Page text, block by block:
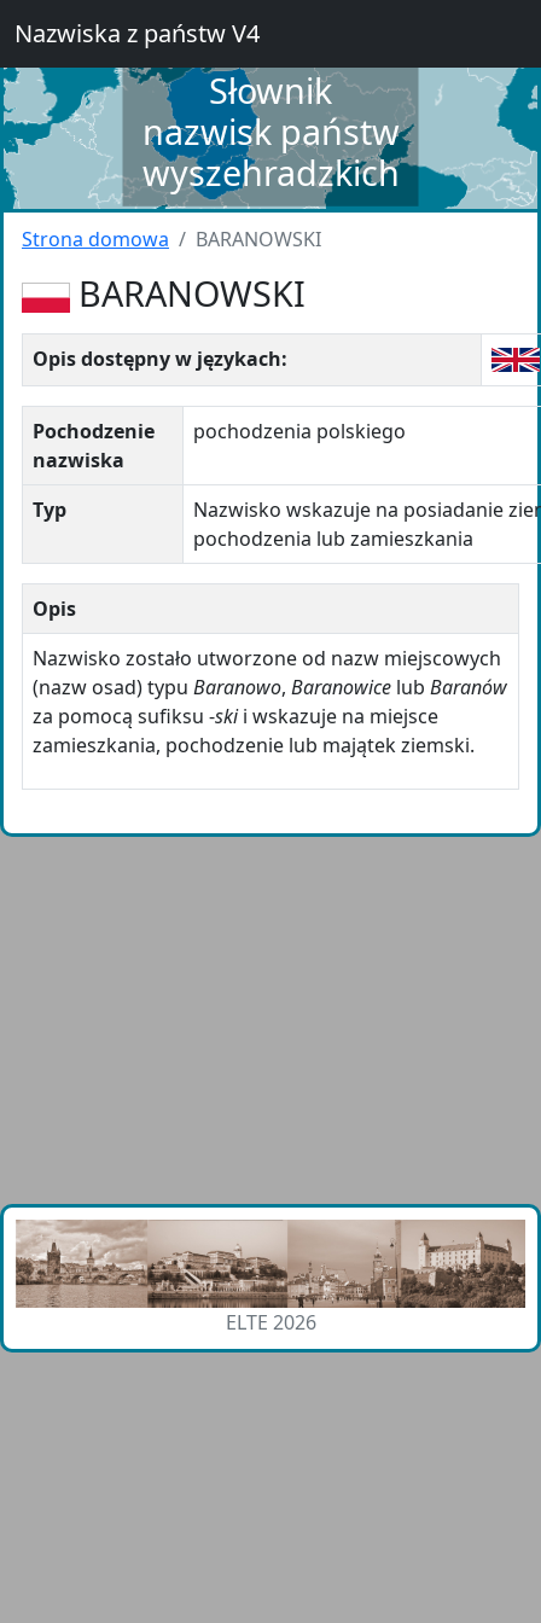
Nazwiska z państw V4
Słownik
nazwisk państw
wyszehradzkich
Strona domowa BARANOWSKI
BARANOWSKI
Opis dostępny w językach:
Pochodzenie
nazwiska
pochodzenia polskiego
Typ
Nazwisko wskazuje na posiadanie
pochodzenia lub zamieszkania
Opis
Nazwisko zostało utworzone od nazw miejscowych
(nazw osad) typu Baranowo, Baranowice lub Baranów
za pomocą sufiksu -skii wskazuje na miejsce
zamieszkania, pochodzenie lub majątek ziemski.
ELTE 2026